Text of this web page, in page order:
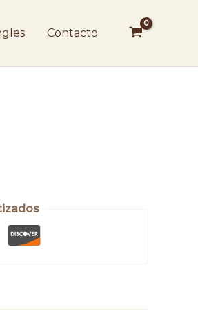
Contacto